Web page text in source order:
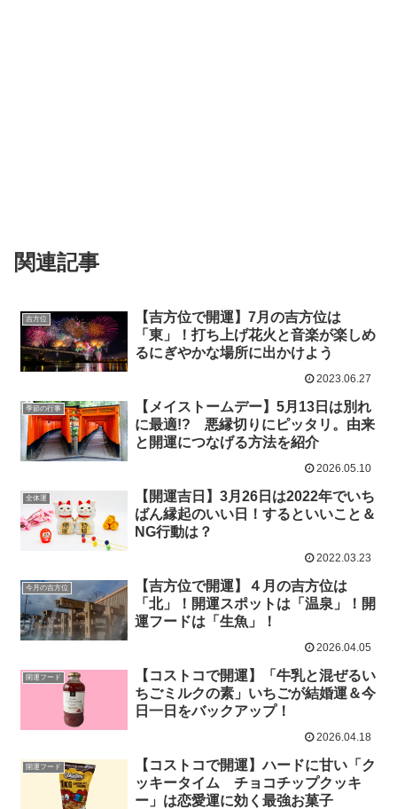
関連記事
吉方位
【吉方位で開運】7月の吉方位は
「東」！打ち上げ花火と音楽が楽しめ
るにぎやかな場所に出かけよう
2023.06.27
季節の行事
【メイストームデー】5月13日は別れ
に最適!? 悪縁切りにピッタリ。由来
と開運につなげる方法を紹介
2026.05.10
全体運
【開運吉日】3月26日は2022年でいち
ばん縁起のいい日！するといいこと＆
NG行動は？
2022.03.23
今月の吉方位
【吉方位で開運】４月の吉方位は
「北」！開運スポットは「温泉」！開
運フードは「生魚」！
2026.04.05
開運フード
【コストコで開運】「牛乳と混ぜるい
ちごミルクの素」いちごが結婚運＆今
日一日をバックアップ！
2026.04.18
開運フード
【コストコで開運】ハードに甘い「ク
ッキータイム チョコチップクッキ
ー」は恋愛運に効く最強お菓子